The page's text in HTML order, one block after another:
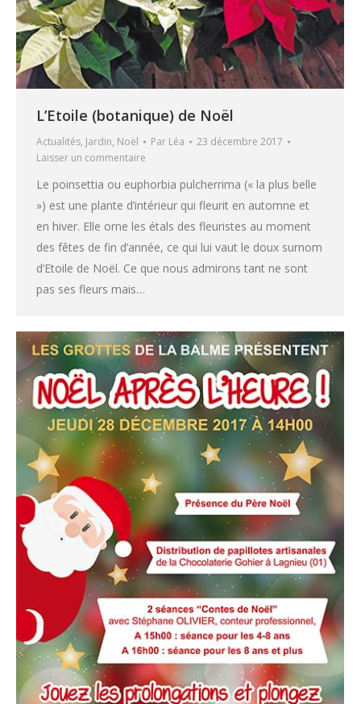
L’Etoile (botanique) de Noël
Actualités, Jardin, Noël Par Léa
23 décembre 2017
Laisser un commentaire
Le poinsettia ou euphorbia pulcherrima (« la plus belle
») est une plante d’intérieur qui fleurit en automne et
en hiver. Elle orne les étals des fleuristes au moment
des fêtes de fin d’année, ce qui lui vaut le doux surnom
d’Etoile de Noël. Ce que nous admirons tant ne sont
pas ses fleurs mais…